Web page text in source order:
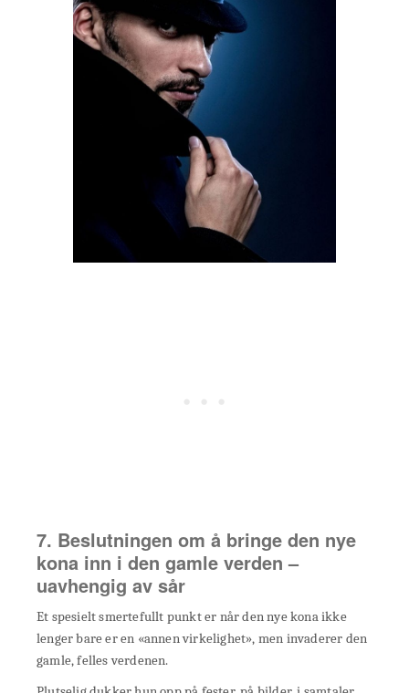
7. Beslutningen om å bringe den nye
kona inn i den gamle verden –
uavhengig av sår
Et spesielt smertefullt punkt er når den nye kona ikke
lenger bare er en «annen virkelighet», men invaderer den
gamle, felles verdenen.